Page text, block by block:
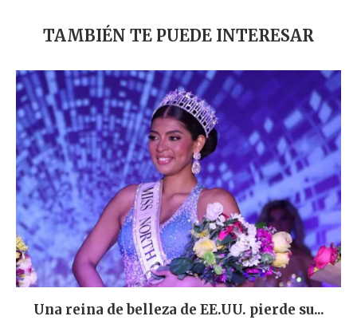
TAMBIÉN TE PUEDE INTERESAR
Una reina de belleza de EE.UU. pierde su...